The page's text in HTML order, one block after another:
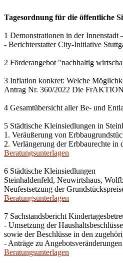
Tagesordnung für die öffentliche
1 Demonstrationen in der
- Berichterstatter City-Initiative
2 Förderangebot "nachhaltig
3 Inflation konkret: Welche
Antrag Nr. 360/2022 Die
4 Gesamtübersicht aller Be- und
5 Städtische Kleinsiedlungen in
1. Veräußerung von
2. Verlängerung der Erbbaurechte in
Beratungsunterlagen
6 Städtische Kleinsiedlungen
Steinhaldenfeld, Neuwirtshaus,
Neufestsetzung der
Beratungsunterlagen
7 Sachstandsbericht
- Umsetzung der
sowie der Beschlüsse in den
- Anträge zu
Beratungsunterlagen